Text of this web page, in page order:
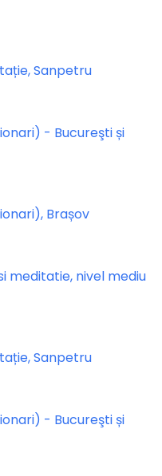
Sanpetru
- Bucureşti și
Brașov
meditatie, nivel mediu
Sanpetru
- Bucureşti și